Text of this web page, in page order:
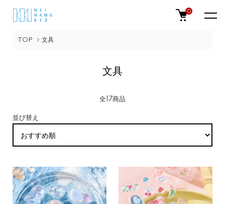
0
TOP 文具
文具
全17商品
並び替え